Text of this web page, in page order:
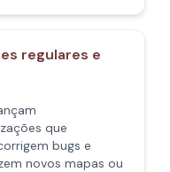
regulares e
que
bugs e
novos mapas ou